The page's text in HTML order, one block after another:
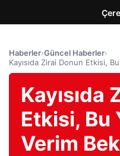
Haberler›Güncel Haberler›
Kayısıda Zirai Donun Etkisi,
Kayısıda
Etkisi, Bu
Verim